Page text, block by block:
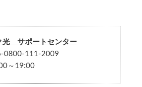
光 サポートセンター
0800-111-2009
～19:00